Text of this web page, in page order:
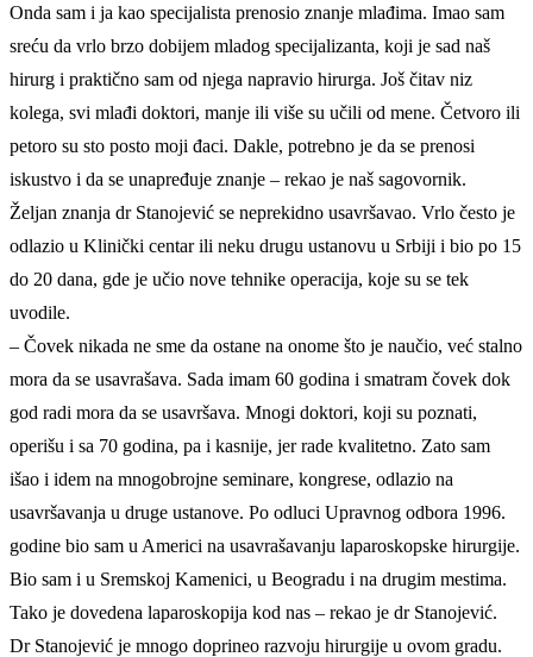
Onda sam i ja kao specijalista prenosio znanje mlađima. Imao sam
sreću da vrlo brzo dobijem mladog specijalizanta, koji je sad naš
hirurg i praktično sam od njega napravio hirurga. Još čitav niz
kolega, svi mlađi doktori, manje ili više su učili od mene. Četvoro ili
petoro su sto posto moji đaci. Dakle, potrebno je da se prenosi
iskustvo i da se unapređuje znanje – rekao je naš sagovornik.
Željan znanja dr Stanojević se neprekidno usavršavao. Vrlo često je
odlazio u Klinički centar ili neku drugu ustanovu u Srbiji i bio po 15
do 20 dana, gde je učio nove tehnike operacija, koje su se tek
uvodile.
– Čovek nikada ne sme da ostane na onome što je naučio, već stalno
mora da se usavrašava. Sada imam 60 godina i smatram čovek dok
god radi mora da se usavršava. Mnogi doktori, koji su poznati,
operišu i sa 70 godina, pa i kasnije, jer rade kvalitetno. Zato sam
išao i idem na mnogobrojne seminare, kongrese, odlazio na
usavršavanja u druge ustanove. Po odluci Upravnog odbora 1996.
godine bio sam u Americi na usavrašavanju laparoskopske hirurgije.
Bio sam i u Sremskoj Kamenici, u Beogradu i na drugim mestima.
Tako je dovedena laparoskopija kod nas – rekao je dr Stanojević.
Dr Stanojević je mnogo doprineo razvoju hirurgije u ovom gradu.